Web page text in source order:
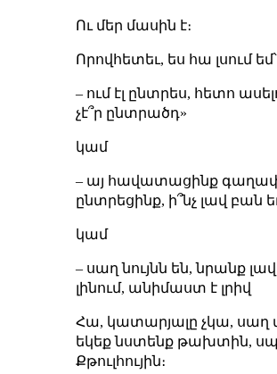
Ու մեր մասին է։
Որովհետեւ, ես հա լսում եմ՝
– ում էլ ընտրես, հետո
չէ՞ր ընտրածդ»
կամ
– այ հավատացինք
ընտրեցինք, ի՞նչ լավ բան
կամ
– սաղ նույնն են, նրանք
լինում, անիմաստ է լրիվ
Հա, կատարյալը չկա, սաղ
եկեք նստենք թախտին,
Քթուլհույին։